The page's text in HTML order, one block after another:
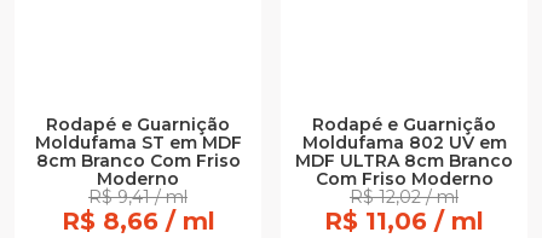
Rodapé e Guarnição
Moldufama ST em MDF
8cm Branco Com Friso
Moderno
R$ 9,41 / ml
R$ 8,66 / ml
Rodapé e Guarnição
Moldufama 802 UV em
MDF ULTRA 8cm Branco
Com Friso Moderno
R$ 12,02 / ml
R$ 11,06 / ml